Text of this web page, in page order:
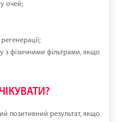
очей;
з фізичними фільтрами, якщо
позитивний результат, якщо